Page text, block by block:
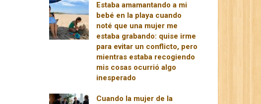
Estaba amamantando a mi
bebé en la playa cuando
noté que una mujer me
estaba grabando: quise irme
para evitar un conflicto, pero
mientras estaba recogiendo
mis cosas ocurrió algo
inesperado
Cuando la mujer de la